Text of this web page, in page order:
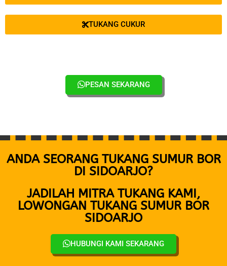
TUKANG CUKUR
PESAN SEKARANG
ANDA SEORANG TUKANG SUMUR BOR
DI SIDOARJO?
JADILAH MITRA TUKANG KAMI,
LOWONGAN TUKANG SUMUR BOR
SIDOARJO
HUBUNGI KAMI SEKARANG